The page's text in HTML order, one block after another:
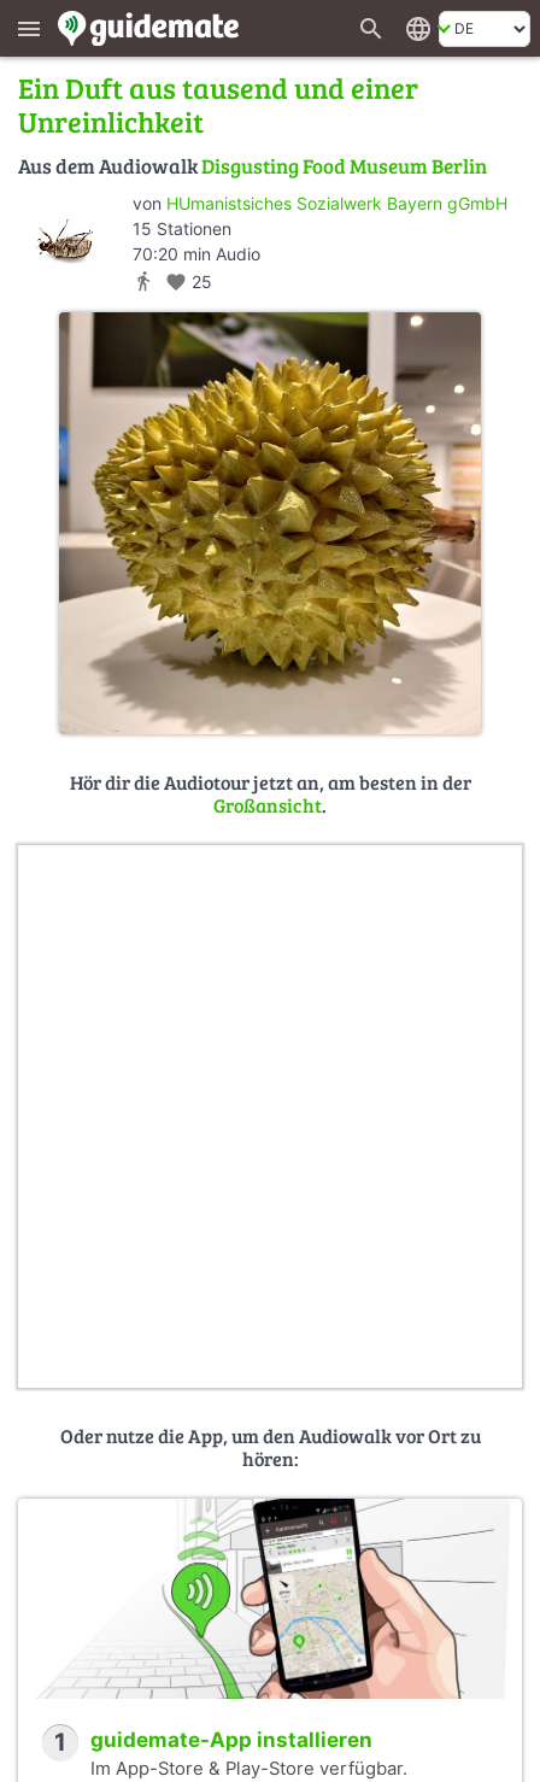
menu search language
Ein Duft aus tausend und einer
Unreinlichkeit
Aus dem AudiowalkDisgusting Food Museum Berlin
von HUmanistsiches Sozialwerk Bayern gGmbH
15 Stationen
70:20 min Audio
directions_walk favorite 25
Hör dir die Audiotour jetzt an, am besten in der
Großansicht.
Oder nutze die App, um den Audiowalk vor Ort zu
hören:
1 guidemate-App installieren
Im App-Store & Play-Store verfügbar.